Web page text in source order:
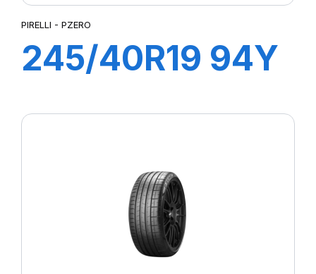
PIRELLI - PZERO
245/40R19 94Y